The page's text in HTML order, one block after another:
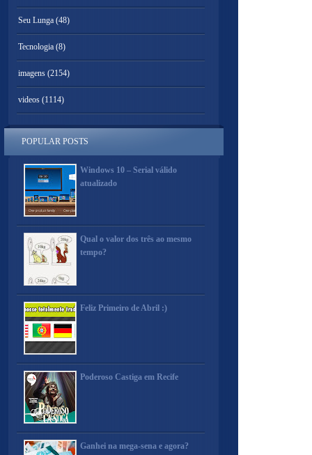
Seu Lunga (48)
Tecnologia (8)
imagens (2154)
videos (1114)
POPULAR POSTS
Windows 10 – Serial válido
atualizado
Qual o valor dos três ao mesmo
tempo?
Feliz Primeiro de Abril :)
Poderoso Castiga em Recife
Ganhei na mega-sena e agora?